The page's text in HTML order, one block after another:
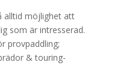
alltid möjlighet att
som är intresserad.
provpaddling;
& touring-